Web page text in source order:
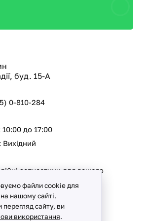
буд. 15-А
0-810-284
до 17:00
запчастини для вашого
файли cookie для
на нашому сайті.
сайту, ви
використання.